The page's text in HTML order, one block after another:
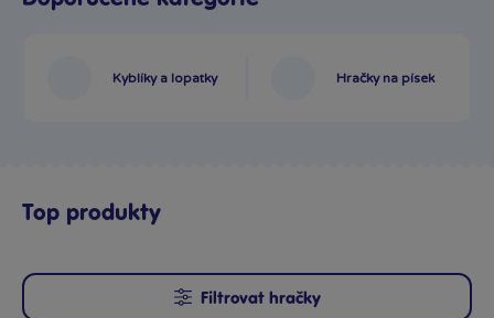
Kyblíky a lopatky Hračky na písek
Top produkty
Filtrovat hračky